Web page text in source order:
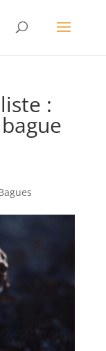
: